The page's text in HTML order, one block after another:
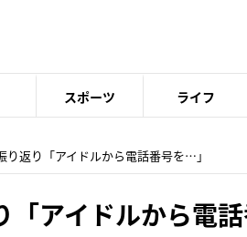
スポーツ ライフ
り返り「アイドルから電話番号を…」
アイドルから電